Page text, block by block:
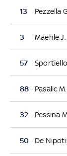
13 Pezzella
3 Maehle J.
57 Sportiello
88 Pasalic M.
32 Pessina
50 De Nipoti